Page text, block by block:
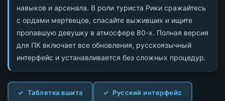
навыков и арсенала. В роли туриста Рики сражайтесь
с ордами мертвецов, спасайте выживших и ищите
пропавшую девушку в атмосфере 80-х. Полная версия
для ПК включает все обновления, русскоязычный
интерфейс и устанавливается без сложных процедур.
Таблетка вшита Русский интерфейс